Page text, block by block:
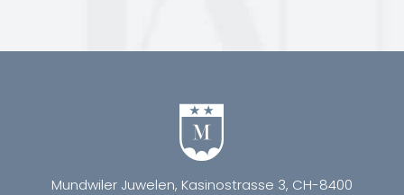
Mundwiler Juwelen, Kasinostrasse 3, CH-8400